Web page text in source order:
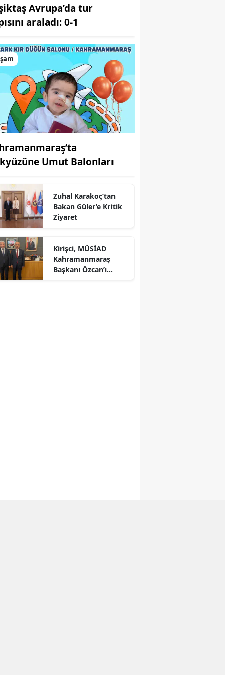
Avrupa’da tur
araladı: 0-1
Umut Balonları
Zuhal Karakoç’tan
Bakan Güler’e Kritik
Ziyaret
Kirişci, MÜSİAD
Kahramanmaraş
Başkanı Özcan’ı